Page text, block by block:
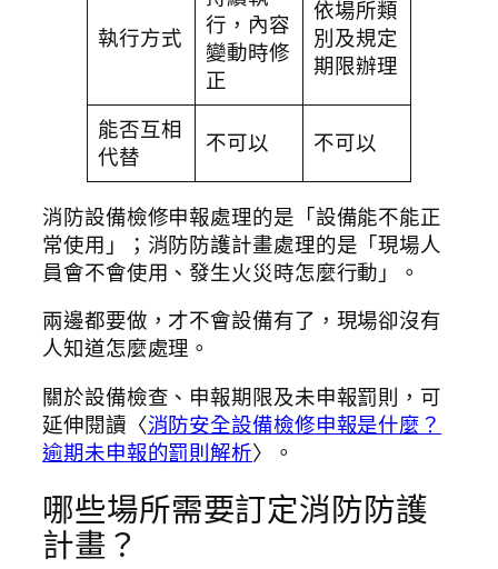
執行方式
行，內容
變動時修
正
依場所類
別及規定
期限辦理
能否互相
代替
不可以 不可以
消防設備檢修申報處理的是「設備能不能正
常使用」；消防防護計畫處理的是「現場人
員會不會使用、發生火災時怎麼行動」。
兩邊都要做，才不會設備有了，現場卻沒有
人知道怎麼處理。
關於設備檢查、申報期限及未申報罰則，可
延伸閱讀〈消防安全設備檢修申報是什麼？
逾期未申報的罰則解析〉。
哪些場所需要訂定消防防護
計畫？